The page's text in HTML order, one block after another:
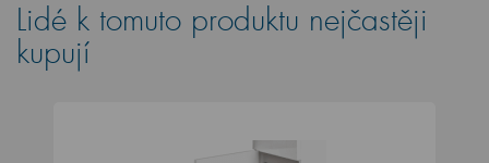
Lidé k tomuto produktu nejčastěji
kupují